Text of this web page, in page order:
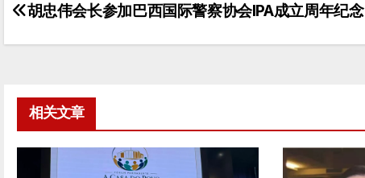
文
章
航
胡忠伟会长参加巴西国际警察协会IPA成立周年纪念
相关文章